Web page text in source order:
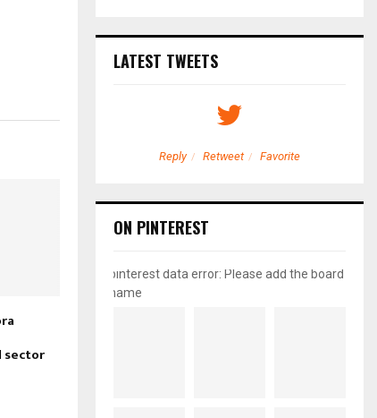
sector
LATEST TWEETS
Reply Retweet Favorite
ON PINTEREST
pinterest data error: Please add the board
name